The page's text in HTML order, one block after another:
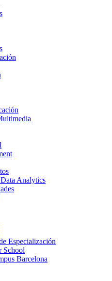
Analytics
Especialización
School
Barcelona